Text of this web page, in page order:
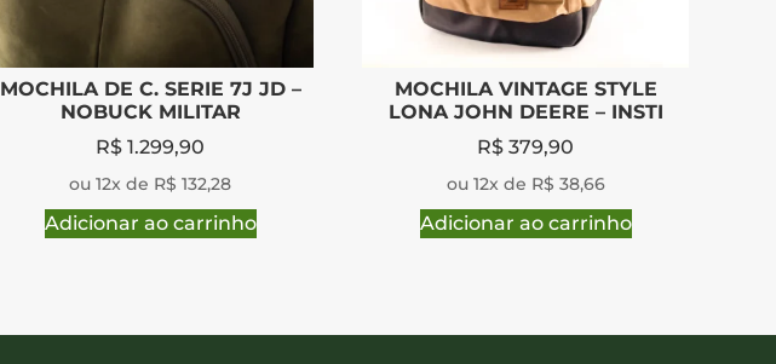
MOCHILA DE C. SERIE 7J JD –
NOBUCK MILITAR
R$ 1.299,90
ou 12x de R$ 132,28
Adicionar ao carrinho
MOCHILA VINTAGE STYLE
LONA JOHN DEERE – INSTI
R$ 379,90
ou 12x de R$ 38,66
Adicionar ao carrinho